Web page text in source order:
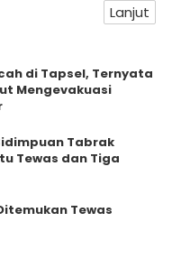
Lanjut
di Tapsel, Ternyata
Mengevakuasi
Tabrak
Tewas dan Tiga
Tewas